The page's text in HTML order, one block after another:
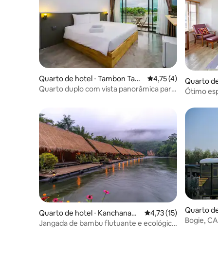
Quarto de hotel ⋅ Tambon Tam
akham
4,75 de uma
4,75 (4)
Quarto duplo com vista panorâmica para
Quarto
amakham
Ótimo
Quarto de hotel ⋅ Kanchanabu
ri
4,73 de uma
4,73 (15)
Jangada de bambu flutuante e ecológica
Quarto
Bogie,